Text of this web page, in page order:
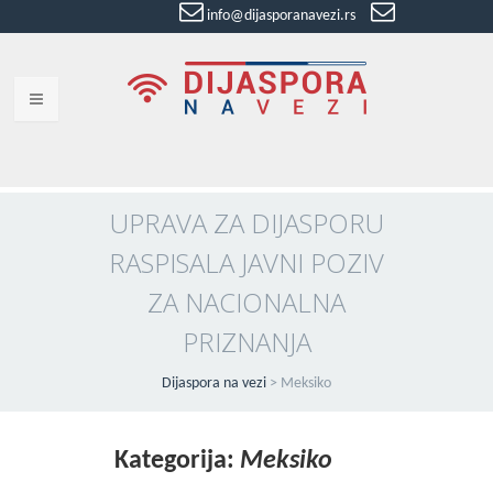
info@dijasporanavezi.rs
8528011
BLOG
VIDEO
O NAMA
KORISNE ADRESE
UPRAVA ZA DIJASPORU
RASPISALA JAVNI POZIV
ZA NACIONALNA
PRIZNANJA
Dijaspora na vezi > Meksiko
Kategorija: Meksiko